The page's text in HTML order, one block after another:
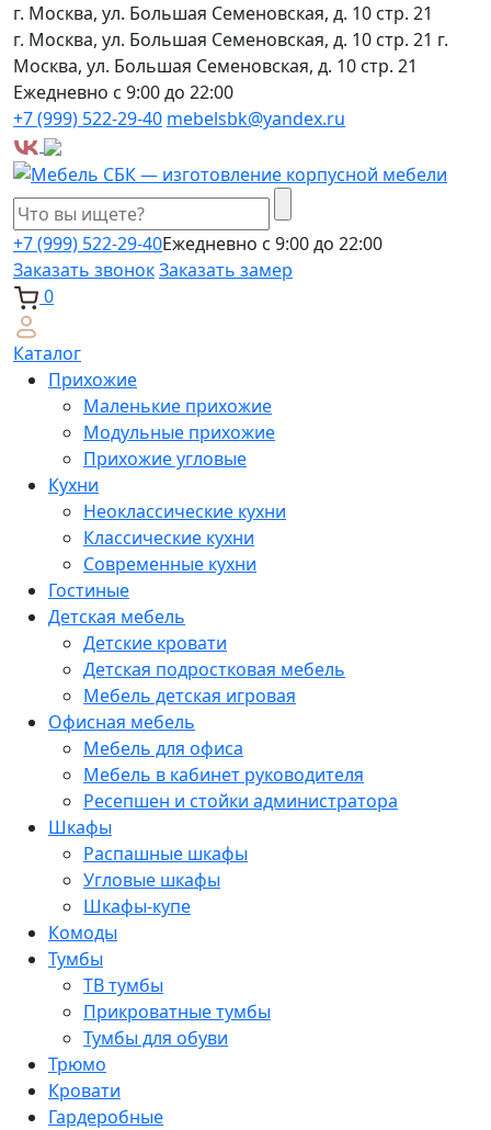
г. Москва, ул. Большая Семеновская, д. 10 стр. 21
г. Москва, ул. Большая Семеновская, д. 10 стр. 21 г.
Москва, ул. Большая Семеновская, д. 10 стр. 21
Ежедневно с 9:00 до 22:00
+7 (999) 522-29-40 mebelsbk@yandex.ru
+7 (999) 522-29-40Ежедневно с 9:00 до 22:00
Заказать звонокЗаказать замер
0
Каталог
Прихожие
Маленькие прихожие
Модульные прихожие
Прихожие угловые
Кухни
Неоклассические кухни
Классические кухни
Современные кухни
Гостиные
Детская мебель
Детские кровати
Детская подростковая мебель
Мебель детская игровая
Офисная мебель
Мебель для офиса
Мебель в кабинет руководителя
Ресепшен и стойки администратора
Шкафы
Распашные шкафы
Угловые шкафы
Шкафы-купе
Комоды
Тумбы
ТВ тумбы
Прикроватные тумбы
Тумбы для обуви
Трюмо
Кровати
Гардеробные